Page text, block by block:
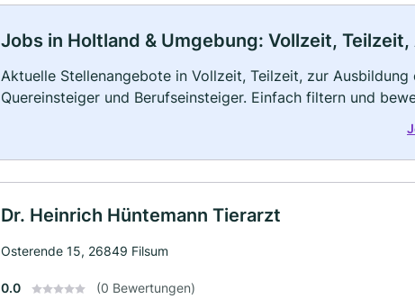
Jobs in Holtland & Umgebung: Vollzeit,
Aktuelle Stellenangebote in Vollzeit, Teilzeit, zur
Quereinsteiger und Berufseinsteiger. Einfach filtern und
Dr. Heinrich Hüntemann Tierarzt
Osterende 15, 26849 Filsum
0.0 (0 Bewertungen)